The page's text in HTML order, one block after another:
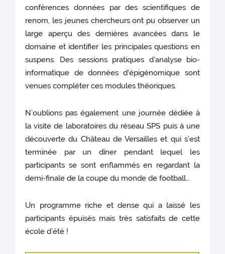
conférences données par des scientifiques de
renom, les jeunes chercheurs ont pu observer un
large aperçu des dernières avancées dans le
domaine et identifier les principales questions en
suspens. Des sessions pratiques d’analyse bio-
informatique de données d'épigénomique sont
venues compléter ces modules théoriques.
N’oublions pas également une journée dédiée à
la visite de laboratoires du réseau SPS puis à une
découverte du Château de Versailles et qui s’est
terminée par un dîner pendant lequel les
participants se sont enflammés en regardant la
demi-finale de la coupe du monde de football…
Un programme riche et dense qui a laissé les
participants épuisés mais très satisfaits de cette
école d’été !